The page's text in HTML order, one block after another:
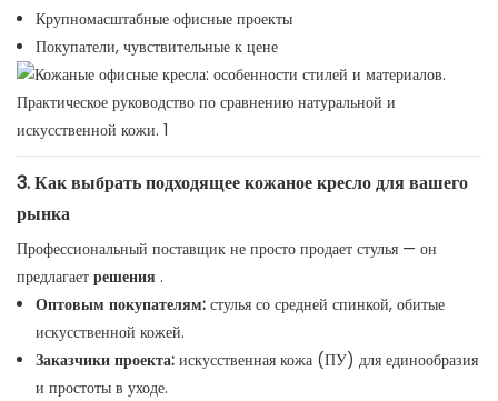
Крупномасштабные офисные проекты
Покупатели, чувствительные к цене
3. Как выбрать подходящее кожаное кресло для вашего
рынка
Профессиональный поставщик не просто продает стулья — он
предлагает решения .
Оптовым покупателям:стулья со средней спинкой, обитые
искусственной кожей.
Заказчики проекта:искусственная кожа (ПУ) для единообразия
и простоты в уходе.